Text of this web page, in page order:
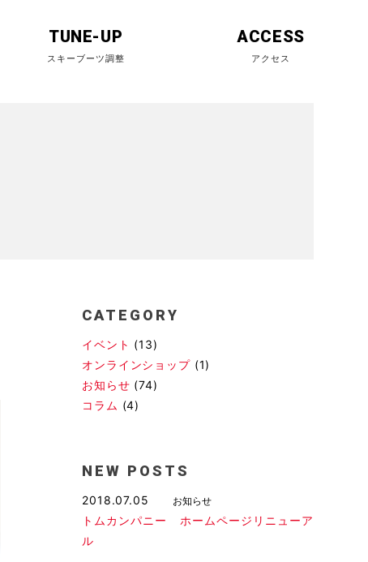
TUNE-UP ACCESS
CATEGORY
イベント (13)
オンラインショップ(1)
お知らせ (74)
コラム (4)
NEW POSTS
2018.07.05 お知らせ
トムカンパニー ホームページリニューア
ル